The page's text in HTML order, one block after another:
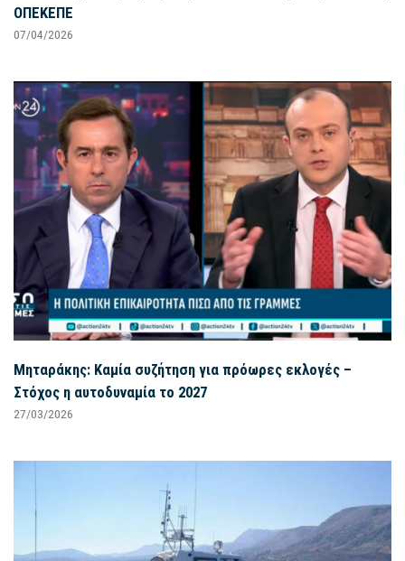
ΟΠΕΚΕΠΕ
07/04/2026
Μηταράκης: Καμία συζήτηση για πρόωρες εκλογές –
Στόχος η αυτοδυναμία το 2027
27/03/2026